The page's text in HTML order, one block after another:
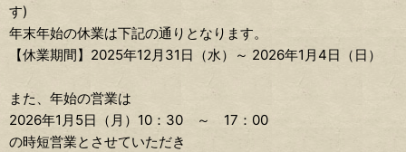
す)
年末年始の休業は下記の通りとなります。
【休業期間】2025年12月31日（水）～ 2026年1月4日（日）
また、年始の営業は
2026年1月5日（月）10：30 ～ 17：00
の時短営業とさせていただき